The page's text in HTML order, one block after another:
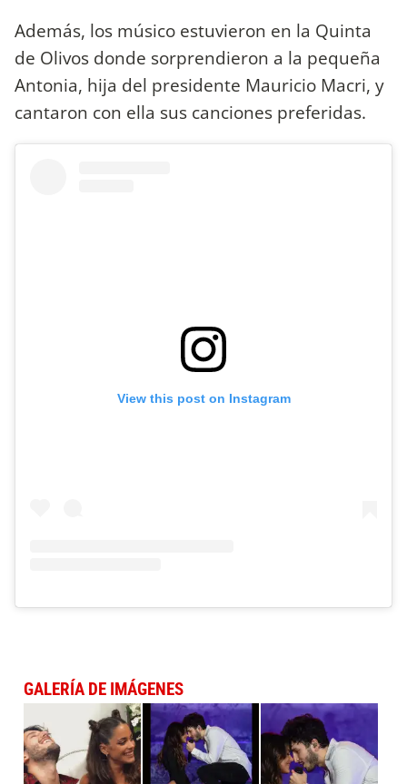
Además, los músico estuvieron en la Quinta
de Olivos donde sorprendieron a la pequeña
Antonia, hija del presidente Mauricio Macri, y
cantaron con ella sus canciones preferidas.
View this post on Instagram
GALERÍA DE IMÁGENES